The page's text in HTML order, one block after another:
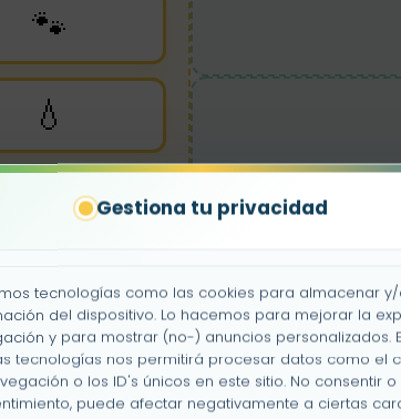
Gestiona tu privacidad
tecnologías como las cookies para almacenar y/
del dispositivo. Lo hacemos para mejorar la
y para mostrar (no-) anuncios personalizados.
tecnologías nos permitirá procesar datos como el
o los ID's únicos en este sitio. No consentir
puede afectar negativamente a ciertas
🐾
💧